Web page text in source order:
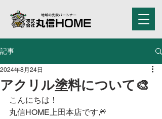
記事
アクリル塗料について🎨
2024年8月24日
こんにちは！
丸信HOME上田本店です🎆